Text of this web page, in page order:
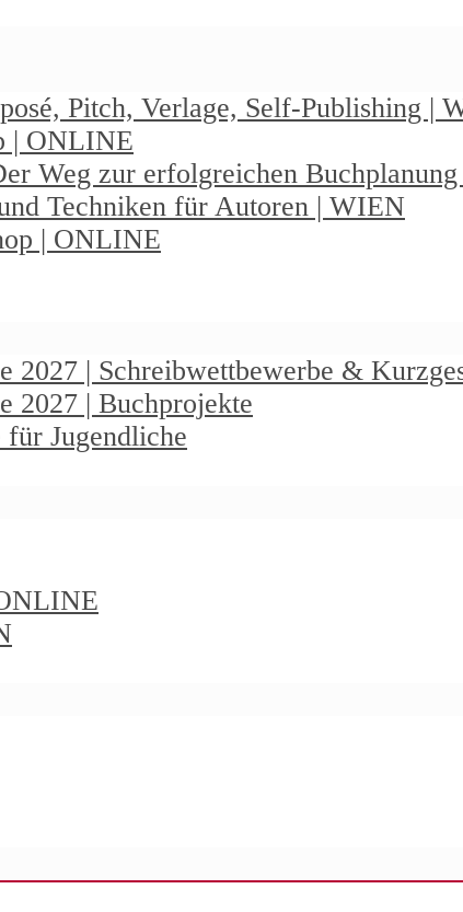
Pitch, Verlage, Self-Publishing |
| ONLINE
Weg zur erfolgreichen
Techniken für Autoren | WIEN
| ONLINE
| Schreibwettbewerbe &
2027 | Buchprojekte
Jugendliche